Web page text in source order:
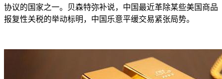
协议的国家之一。贝森特弥补说，中国最近革除某些美国商品
报复性关税的举动标明，中国乐意平缓交易紧张局势。